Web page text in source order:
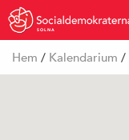
SOLNA
Hem / Kalendarium /